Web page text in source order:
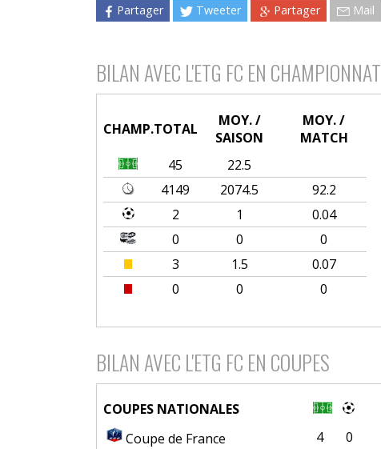
Partager Tweeter Partager Mail
BILAN AVEC L'ETG FC EN CHAMPIONNAT
CHAMP.TOTAL
MOY. /
SAISON
MOY. /
MATCH
45
22.5
4149
2074.5
92.2
2
1
0.04
0
0
0
3
1.5
0.07
0
0 0
BILAN AVEC L'ETG FC EN COUPES
COUPES NATIONALES
Coupe de France
4 0